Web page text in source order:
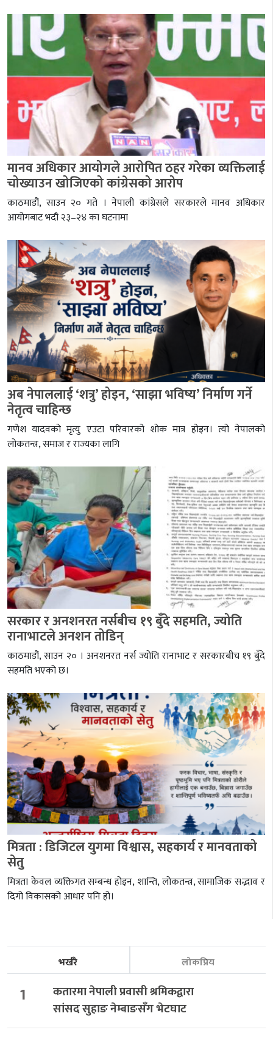
मानव अधिकार आयोगले आरोपित ठहर गरेका व्यक्तिलाई
चोख्याउन खोजिएको कांग्रेसको आरोप
काठमाडौं, साउन २० गते । नेपाली कांग्रेसले सरकारले मानव अधिकार
आयोगबाट भदौ २३–२४ का घटनामा
अब नेपाललाई ‘शत्रु’ होइन, ‘साझा भविष्य’ निर्माण गर्ने
नेतृत्व चाहिन्छ
गणेश यादवको मृत्यु एउटा परिवारको शोक मात्र होइन। त्यो नेपालको
लोकतन्त्र, समाज र राज्यका लागि
सरकार र अनशनरत नर्सबीच १९ बुँदे सहमति, ज्योति
रानाभाटले अनशन तोडिन्
काठमाडौं, साउन २० । अनशनरत नर्स ज्योति रानाभाट र सरकारबीच १९ बुँदे
सहमति भएको छ।
मित्रता : डिजिटल युगमा विश्वास, सहकार्य र मानवताको
सेतु
मित्रता केवल व्यक्तिगत सम्बन्ध होइन, शान्ति, लोकतन्त्र, सामाजिक सद्भाव र
दिगो विकासको आधार पनि हो।
भर्खरै लोकप्रिय
1
कतारमा नेपाली प्रवासी श्रमिकद्वारा
सांसद सुहाङ नेम्बाङसँग भेटघाट